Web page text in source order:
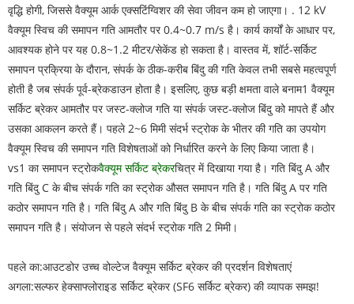
वृद्धि होगी, जिससे वैक्यूम आर्क एक्सटिंग्विशर की सेवा जीवन कम हो जाएगा। . 12 kV
वैक्यूम स्विच की समापन गति आमतौर पर 0.4~0.7 m/s है। कार्य कार्यों के आधार पर,
आवश्यक होने पर यह 0.8~1.2 मीटर/सेकेंड हो सकता है। वास्तव में, शॉर्ट-सर्किट
समापन प्रक्रिया के दौरान, संपर्क के ठीक-करीब बिंदु की गति केवल तभी सबसे महत्वपूर्ण
होती है जब संपर्क पूर्व-ब्रेकडाउन होता है। इसलिए, कुछ बड़ी क्षमता वाले बनाम1 वैक्यूम
सर्किट ब्रेकर आमतौर पर जस्ट-क्लोज गति या संपर्क जस्ट-क्लोज बिंदु को मापते हैं और
उसका आकलन करते हैं। पहले 2~6 मिमी संदर्भ स्ट्रोक के भीतर की गति का उपयोग
वैक्यूम स्विच की समापन गति विशेषताओं को निर्धारित करने के लिए किया जाता है।
vs1 का समापन स्ट्रोकवैक्यूम सर्किट ब्रेकरचित्र में दिखाया गया है। गति बिंदु A और
गति बिंदु C के बीच संपर्क गति का स्ट्रोक औसत समापन गति है। गति बिंदु A पर गति
कठोर समापन गति है। गति बिंदु A और गति बिंदु B के बीच संपर्क गति का स्ट्रोक कठोर
समापन गति है। संयोजन से पहले संदर्भ स्ट्रोक गति 2 मिमी।
पहले का:आउटडोर उच्च वोल्टेज वैक्यूम सर्किट ब्रेकर की प्रदर्शन विशेषताएं
अगला:सल्फर हेक्साफ्लोराइड सर्किट ब्रेकर (SF6 सर्किट ब्रेकर) की व्यापक समझ!